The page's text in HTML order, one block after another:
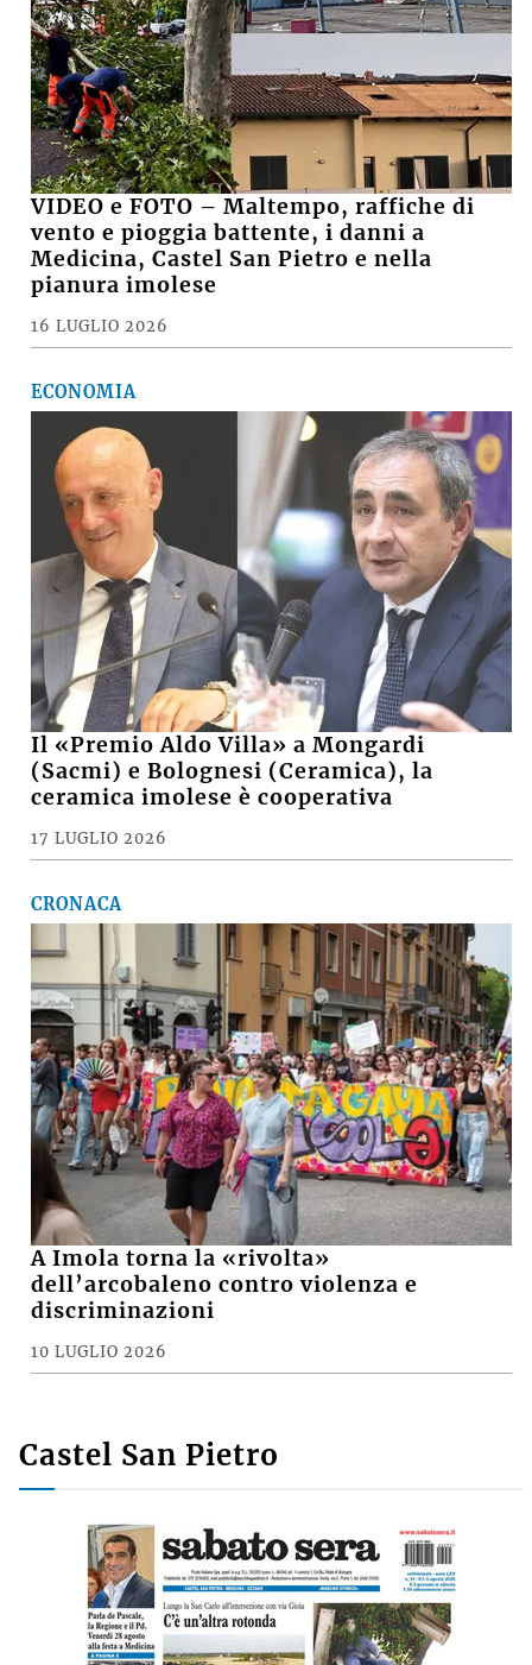
VIDEO e FOTO – Maltempo, raffiche di
vento e pioggia battente, i danni a
Medicina, Castel San Pietro e nella
pianura imolese
16 LUGLIO 2026
ECONOMIA
Il «Premio Aldo Villa» a Mongardi
(Sacmi) e Bolognesi (Ceramica), la
ceramica imolese è cooperativa
17 LUGLIO 2026
CRONACA
A Imola torna la «rivolta»
dell’arcobaleno contro violenza e
discriminazioni
10 LUGLIO 2026
Castel San Pietro